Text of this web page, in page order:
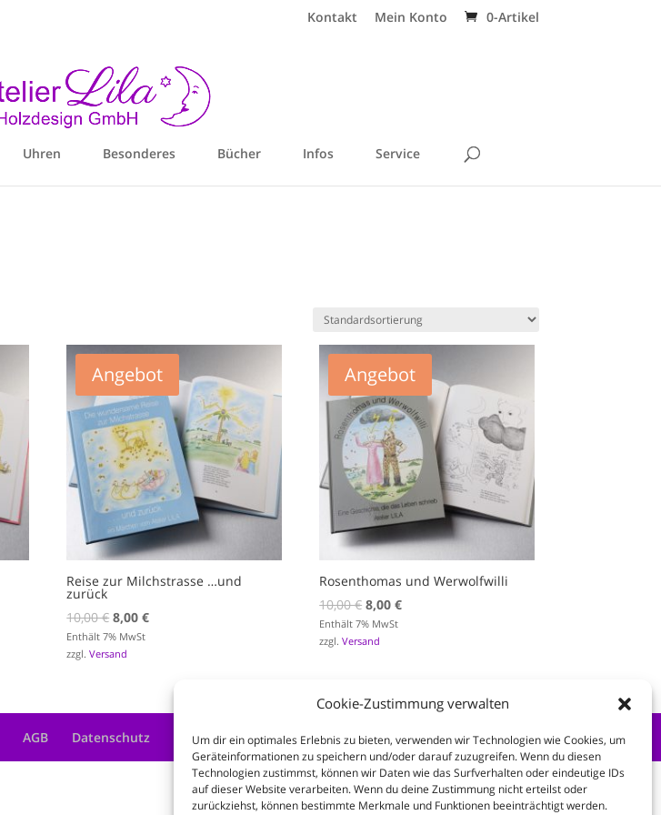
Cookie-Zustimmung verwalten
Um dir ein optimales Erlebnis zu bieten, verwenden wir Technologien wie Cookies, um
Geräteinformationen zu speichern und/oder darauf zuzugreifen. Wenn du diesen
Technologien zustimmst, können wir Daten wie das Surfverhalten oder eindeutige IDs
auf dieser Website verarbeiten. Wenn du deine Zustimmung nicht erteilst oder
zurückziehst, können bestimmte Merkmale und Funktionen beeinträchtigt werden.
Kontakt Mein Konto 0-Artikel
Uhren Besonderes Bücher Infos Service
Angebot
Reise zur Milchstrasse …und
zurück
10,00€ Ursprünglicher
Preis
war:
8,00€Aktueller
Enthält 7% MwSt
zzgl.Versand
Angebot
Rosenthomas und Werwolfwilli
10,00€ Ursprünglicher
Preis
war:
8,00€Aktueller
Enthält 7% MwSt
zzgl.Versand
AGB Datenschutz